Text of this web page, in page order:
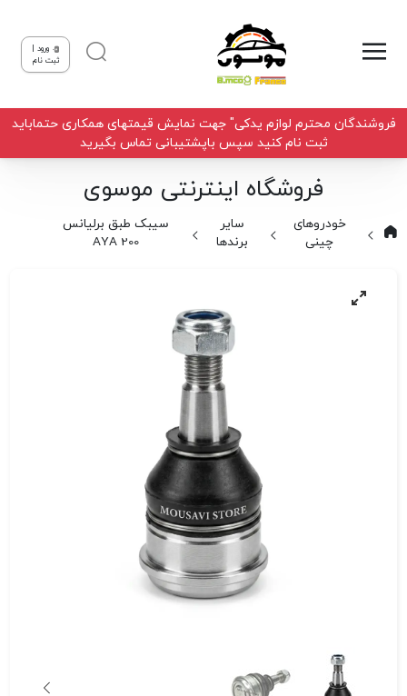
ورود |
ثبت نام
فروشندگان محترم لوازم یدکی" جهت نمایش قیمتهای همکاری حتماباید
ثبت نام کنید سپس باپشتیبانی تماس بگیرید
فروشگاه اینترنتی موسوی
خودروهای
چینی
سایر
برندها
سیبک طبق برلیانس
AYA 200